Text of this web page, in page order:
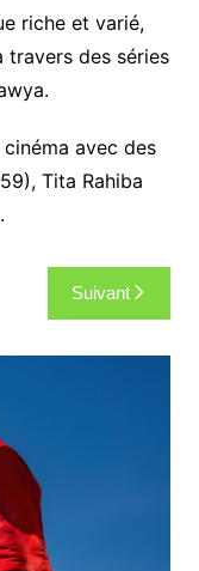
riche et varié,
travers des séries
cinéma avec des
Tita Rahiba
Suivant